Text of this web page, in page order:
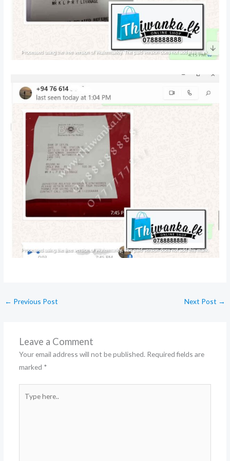
← Previous Post Next Post →
Leave a Comment
Your email address will not be published. Required fields are
marked *
here..